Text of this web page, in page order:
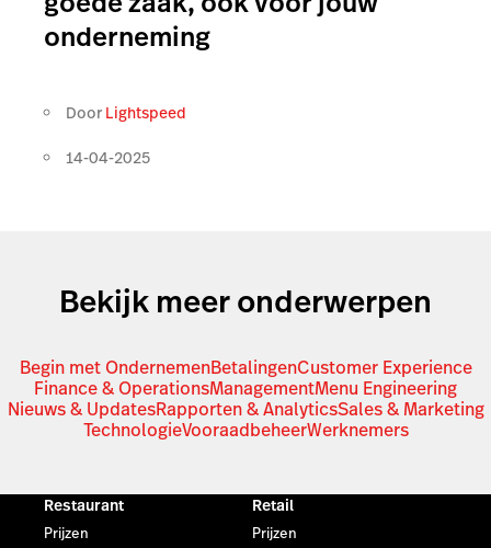
onderneming
Door Lightspeed
14-04-2025
Bekijk meer onderwerpen
Begin met OndernemenBetalingenCustomer Experience
Finance & OperationsManagementMenu Engineering
Nieuws & UpdatesRapporten & AnalyticsSales & Marketing
TechnologieVooraadbeheerWerknemers
Restaurant
Prijzen
Retail
Prijzen